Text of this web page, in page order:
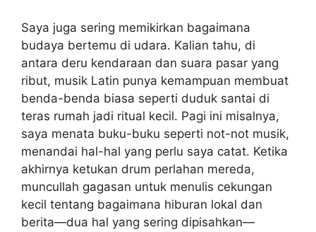
Saya juga sering memikirkan bagaimana
budaya bertemu di udara. Kalian tahu, di
antara deru kendaraan dan suara pasar yang
ribut, musik Latin punya kemampuan membuat
benda-benda biasa seperti duduk santai di
teras rumah jadi ritual kecil. Pagi ini misalnya,
saya menata buku-buku seperti not-not musik,
menandai hal-hal yang perlu saya catat. Ketika
akhirnya ketukan drum perlahan mereda,
muncullah gagasan untuk menulis cekungan
kecil tentang bagaimana hiburan lokal dan
berita—dua hal yang sering dipisahkan—